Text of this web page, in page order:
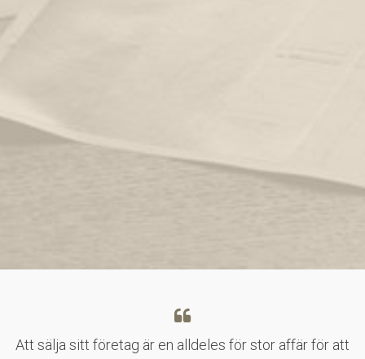
Att sälja sitt företag är en alldeles för stor affär för att